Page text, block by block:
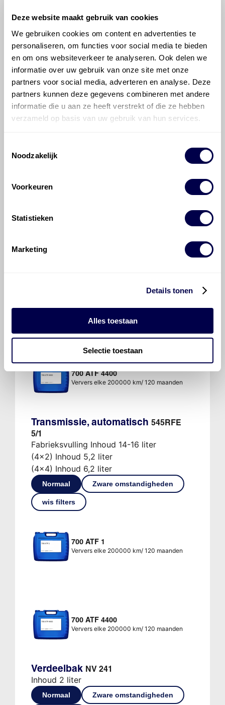
Deze website maakt gebruik van cookies
We gebruiken cookies om content en advertenties te
personaliseren, om functies voor social media te bieden
en om ons websiteverkeer te analyseren. Ook delen we
informatie over uw gebruik van onze site met onze
partners voor social media, adverteren en analyse. Deze
partners kunnen deze gegevens combineren met andere
informatie die u aan ze heeft verstrekt of die ze hebben
verzameld op basis van uw gebruik van hun services.
Noodzakelijk
Voorkeuren
Statistieken
Marketing
Details tonen
Alles toestaan
Selectie toestaan
Stuurbekrachtiging
700 ATF 1
Ververs elke 1 maanden
Service vulling Inhoud 3,8 liter
wis filters
700 ATF 4400
Ververs elke 200000 km/ 120 maanden
Transmissie, automatisch 545RFE
5/1
Fabrieksvulling Inhoud 14-16 liter
(4x2) Inhoud 5,2 liter
(4x4) Inhoud 6,2 liter
Normaal Zware omstandigheden
wis filters
700 ATF 1
Ververs elke 200000 km/ 120 maanden
700 ATF 4400
Ververs elke 200000 km/ 120 maanden
Verdeelbak NV 241
Inhoud 2 liter
Normaal Zware omstandigheden